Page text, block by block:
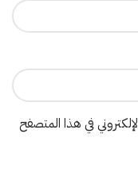
في هذا المتصفح